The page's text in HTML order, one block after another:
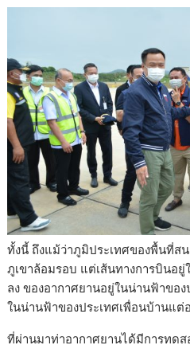
ทั้งนี้ ถึงแม้ว่าภูมิประเทศของพื้นที่ส
ภูเขาล้อมรอบ แต่เส้นทางการบินอ
ลง ของอากาศยานอยู่ในน่านฟ้าของ
ในน่านฟ้าของประเทศเพื่อนบ้านแต่
ที่ผ่านมาท่าอากาศยานได้มีการทด